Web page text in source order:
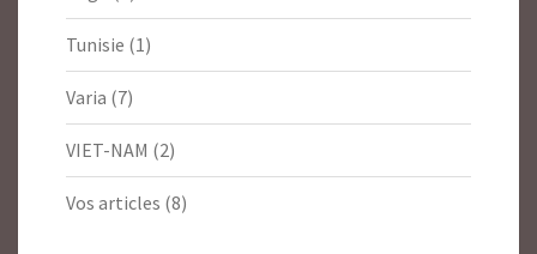
Tunisie (1)
Varia (7)
VIET-NAM (2)
Vos articles (8)